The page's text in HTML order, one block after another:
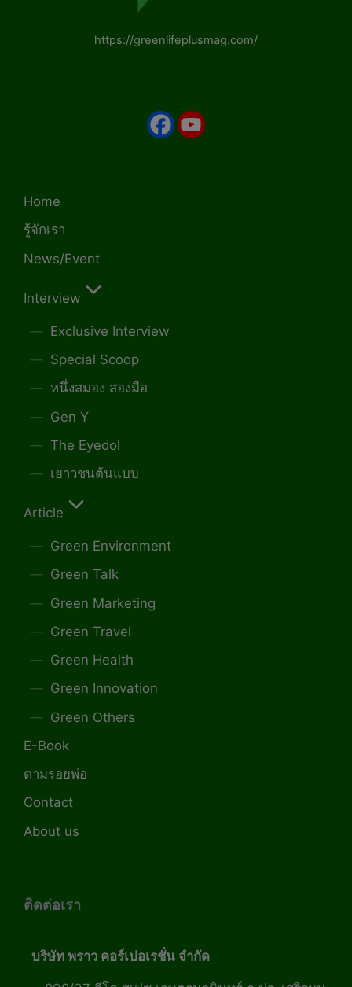
https://greenlifeplusmag.com/
Home
รู้จักเรา
News/Event
Interview
Exclusive Interview
Special Scoop
หนึ่งสมอง สองมือ
Gen Y
The Eyedol
เยาวชนต้นแบบ
Article
Green Environment
Green Talk
Green Marketing
Green Travel
Green Health
Green Innovation
Green Others
E-Book
ตามรอยพ่อ
Contact
About us
ติดต่อเรา
บริษัท พราว คอร์เปอเรชั่น จำกัด